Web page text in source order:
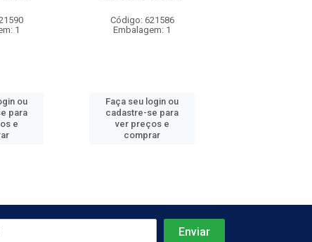
1
ou
para
e
Código: 621586
Embalagem: 1
Faça seu login ou
cadastre-se para
ver preços e
comprar